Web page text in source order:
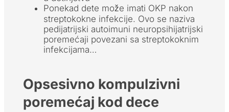
Ponekad dete može imati OKP nakon
streptokokne infekcije. Ovo se naziva
pedijatrijski autoimuni neuropsihijatrijski
poremećaji povezani sa streptokoknim
infekcijama…
Opsesivno kompulzivni
poremećaj kod dece